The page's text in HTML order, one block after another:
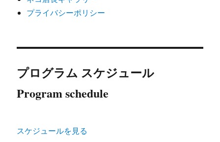
プライバシーポリシー
プログラム スケジュール
Program schedule
スケジュールを見る